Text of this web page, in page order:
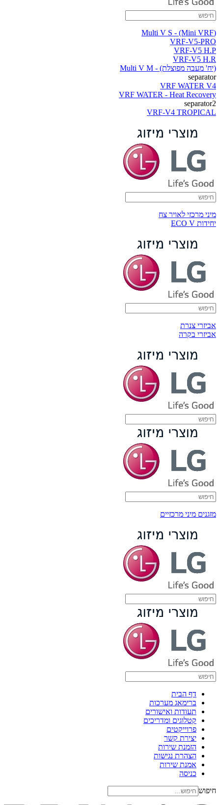
(Multi V S - (Mini VRF
VRF-V5-PRO
VRF-V5 H.P
VRF-V5 H.R
(יח' מעבה מפוצלת) - Multi V M
separator
VRF WATER V4
VRF WATER - Heat Recovery
separator2
VRF-V4 TROPICAL
מיני מרכזי לאויר צח
יחידות ECO V
אביזרי צנרת
אביזרי בקרה
מזגנים מיני מרכזיים
דף הבית
ברימאג מערכות
תעודות ואישורים
קטלוגים ומדריכים
פרוייקטים
יצירת קשר
הזמנת שירות
הצהרת נגישות
אמנת שירות
כניסה
חיפוש